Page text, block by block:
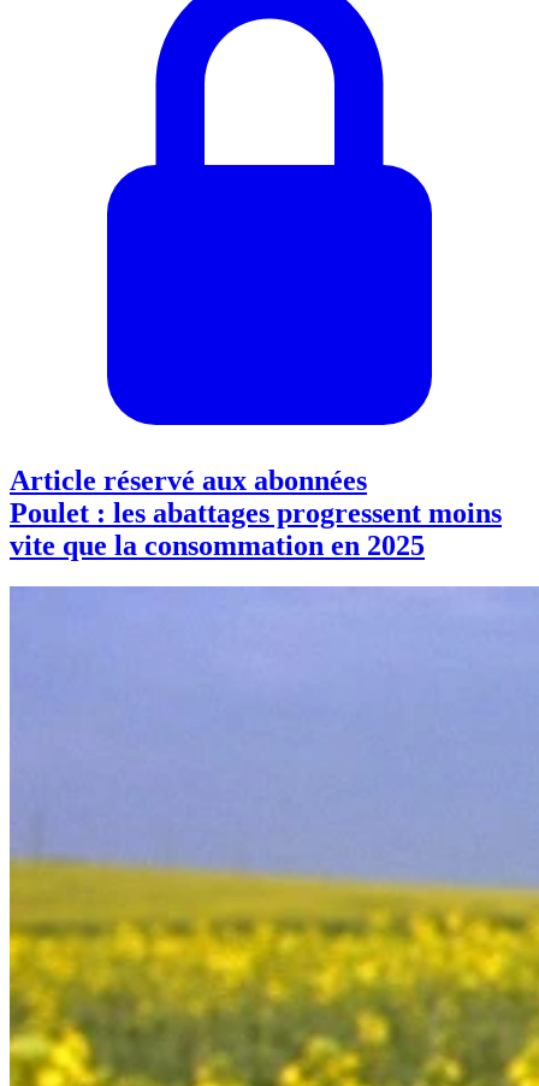
Article réservé aux abonnées
Poulet : les abattages progressent moins
vite que la consommation en 2025